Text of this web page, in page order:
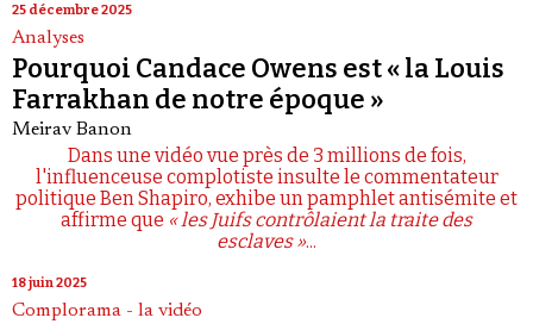
25 décembre 2025
Analyses
Pourquoi Candace Owens est « la Louis
Farrakhan de notre époque »
Meirav Banon
Dans une vidéo vue près de 3 millions de fois,
l'influenceuse complotiste insulte le commentateur
politique Ben Shapiro, exhibe un pamphlet antisémite et
affirme que « les Juifs contrôlaient la traite des
esclaves »...
18 juin 2025
Complorama - la vidéo